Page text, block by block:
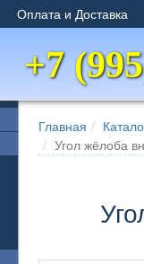
+7
Оплата и Доставка
Главная
Угол жёлоба